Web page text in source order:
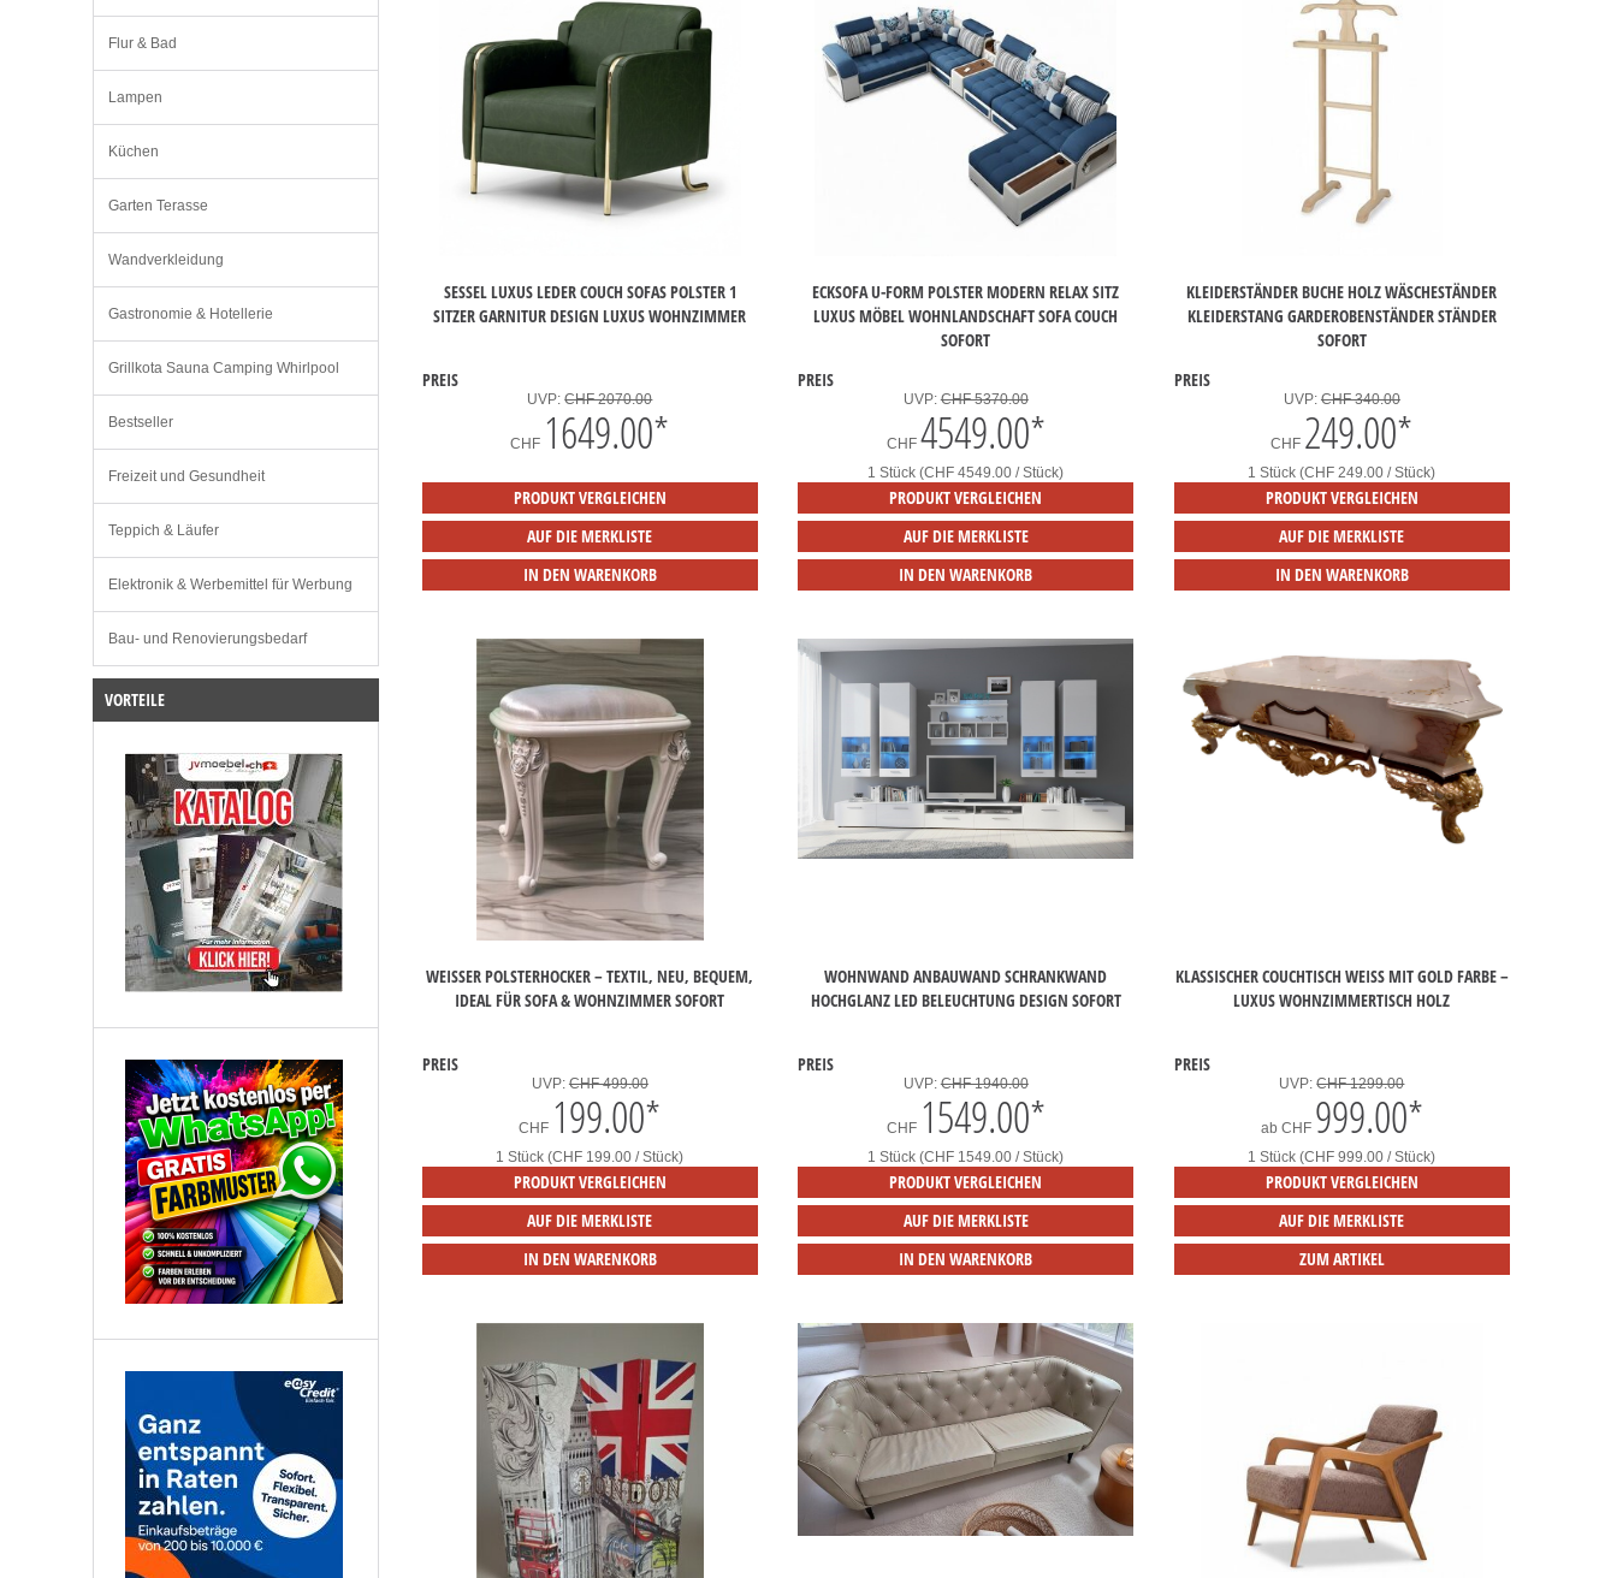
SESSEL LUXUS LEDER COUCH SOFAS POLSTER 1
SITZER GARNITUR DESIGN LUXUS WOHNZIMMER
PREIS
UVP:CHF 2070.00
CHF 1649.00*
PRODUKT VERGLEICHEN
AUF DIE MERKLISTE
IN DEN WARENKORB
ECKSOFA U-FORM POLSTER MODERN RELAX SITZ
LUXUS MÖBEL WOHNLANDSCHAFT SOFA COUCH
SOFORT
PREIS
UVP:CHF 5370.00
CHF 4549.00*
1 Stück (CHF 4549.00 / Stück)
PRODUKT VERGLEICHEN
AUF DIE MERKLISTE
IN DEN WARENKORB
KLEIDERSTÄNDER BUCHE HOLZ WÄSCHESTÄNDER
KLEIDERSTANG GARDEROBENSTÄNDER STÄNDER
SOFORT
PREIS
UVP: CHF 340.00
CHF 249.00*
1 Stück (CHF 249.00 / Stück)
PRODUKT VERGLEICHEN
AUF DIE MERKLISTE
IN DEN WARENKORB
WEISSER POLSTERHOCKER – TEXTIL, NEU, BEQUEM, I
DEAL FÜR SOFA & WOHNZIMMER SOFORT
PREIS
UVP: CHF 499.00
CHF 199.00*
1 Stück (CHF 199.00 / Stück)
PRODUKT VERGLEICHEN
AUF DIE MERKLISTE
IN DEN WARENKORB
WOHNWAND ANBAUWAND SCHRANKWAND
HOCHGLANZ LED BELEUCHTUNG DESIGN SOFORT
PREIS
UVP:CHF 1940.00
CHF 1549.00*
1 Stück (CHF 1549.00 / Stück)
PRODUKT VERGLEICHEN
AUF DIE MERKLISTE
IN DEN WARENKORB
KLASSISCHER COUCHTISCH WEISS MIT GOLD FARBE – L
UXUS WOHNZIMMERTISCH HOLZ
PREIS
UVP:CHF 1299.00
ab CHF 999.00*
1 Stück (CHF 999.00 / Stück)
PRODUKT VERGLEICHEN
AUF DIE MERKLISTE
ZUM ARTIKEL
Flur & Bad
Lampen
Küchen
Garten Terasse
Wandverkleidung
Gastronomie & Hotellerie
Grillkota Sauna Camping Whirlpool
Bestseller
Freizeit und Gesundheit
Teppich & Läufer
Elektronik & Werbemittel für Werbung
Bau- und Renovierungsbedarf
VORTEILE